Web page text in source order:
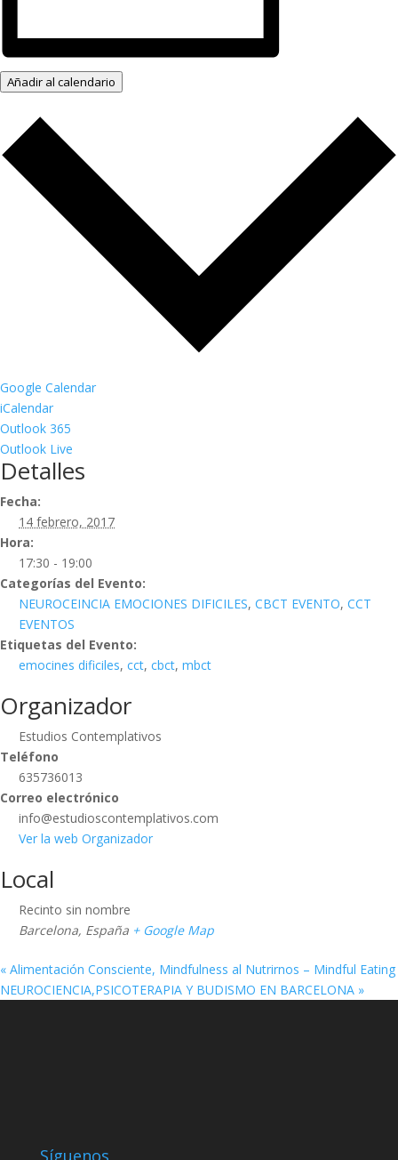
Añadir al calendario
Google Calendar
iCalendar
Outlook 365
Outlook Live
Detalles
Fecha:
14 febrero, 2017
Hora:
17:30 - 19:00
Categorías del Evento:
NEUROCEINCIA EMOCIONES DIFICILES, CBCT EVENTO, CCT
EVENTOS
Etiquetas del Evento:
emocines dificiles, cct, cbct, mbct
Organizador
Estudios Contemplativos
Teléfono
635736013
Correo electrónico
info@estudioscontemplativos.com
Ver la web Organizador
Local
Recinto sin nombre
Barcelona, España + Google Map
« Alimentación Consciente, Mindfulness al Nutrirnos – Mindful Eating
NEUROCIENCIA,PSICOTERAPIA Y BUDISMO EN BARCELONA »